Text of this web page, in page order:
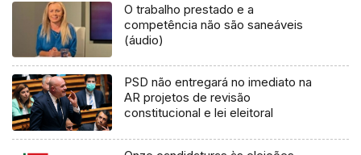
O trabalho prestado e a
competência não são saneáveis
(áudio)
PSD não entregará no imediato na
AR projetos de revisão
constitucional e lei eleitoral